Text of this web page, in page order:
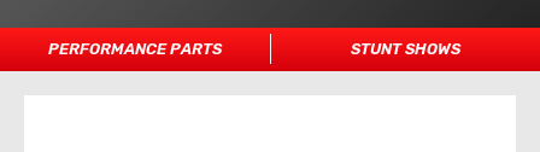
PERFORMANCE PARTS STUNT SHOWS